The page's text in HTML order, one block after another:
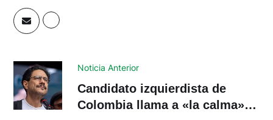
Noticia Anterior
Candidato izquierdista de
Colombia llama a «la calma»